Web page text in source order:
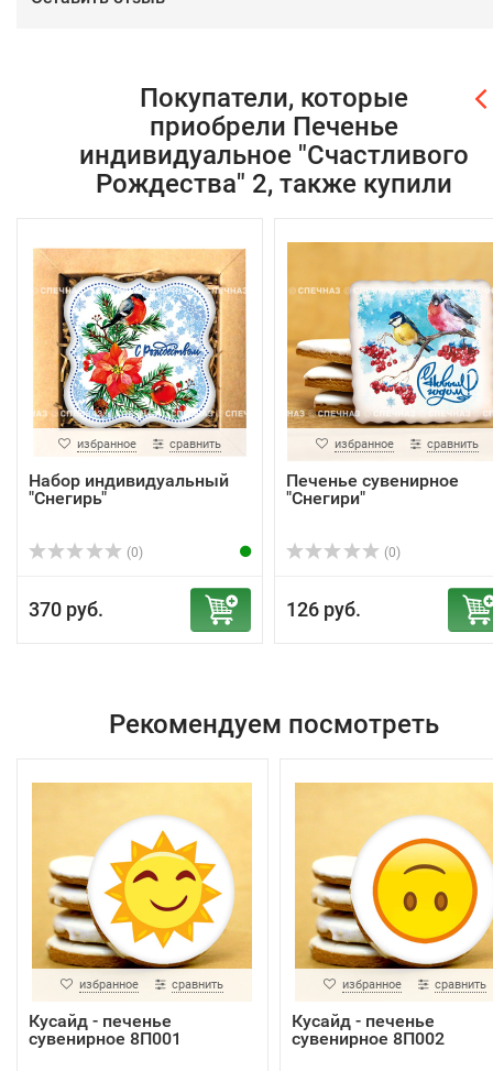
Покупатели, которые
приобрели Печенье
индивидуальное "Счастливого
Рождества" 2, также купили
избранное сравнить
Набор индивидуальный
"Снегирь"
(0)
370 руб.
избранное сравнить
Печенье сувенирное
"Снегири"
(0)
126 руб.
Рекомендуем посмотреть
избранное сравнить
Кусайд - печенье
сувенирное 8П001
избранное сравнить
Кусайд - печенье
сувенирное 8П002